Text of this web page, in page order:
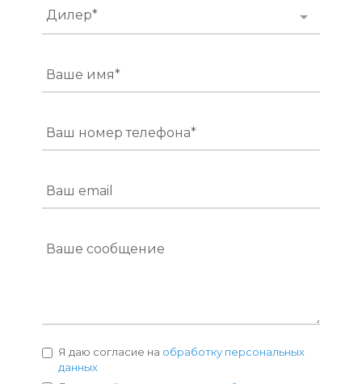
Дилер*
Ваше имя*
Ваш номер телефона*
Ваш email
Ваше сообщение
Я даю согласие на обработку персональных
данных